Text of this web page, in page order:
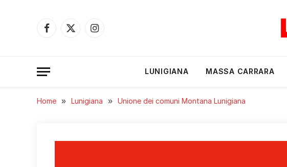
Facebook
X
Instagram
LUNIGIANA MASSA CARRARA
Home » Lunigiana » Unione dei comuni Montana Lunigiana